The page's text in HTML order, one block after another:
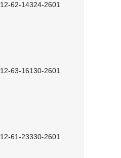
12-62-14324-2601
12-63-16130-2601
12-61-23330-2601